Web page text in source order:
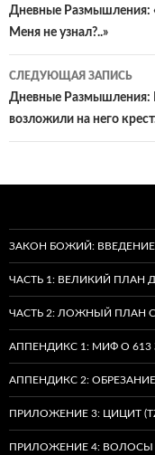
по
записям
Дневные Размышления:
Меня не узнал?..»
СЛЕДУЮЩАЯ ЗАПИСЬ
Дневные Размышления:
возложили на него
ЗАКОН БОЖИЙ: ВВЕДЕНИЕ
ЧАСТЬ 1: ВЕЛИКИЙ ПЛАН
ЧАСТЬ 2: ЛОЖНЫЙ ПЛАН
АППЕНДИКС 1: МИФ О 613
АППЕНДИКС 2:
ПРИЛОЖЕНИЕ 3: ЦИЦИТ
ПРИЛОЖЕНИЕ 4: ВОЛОСЫ